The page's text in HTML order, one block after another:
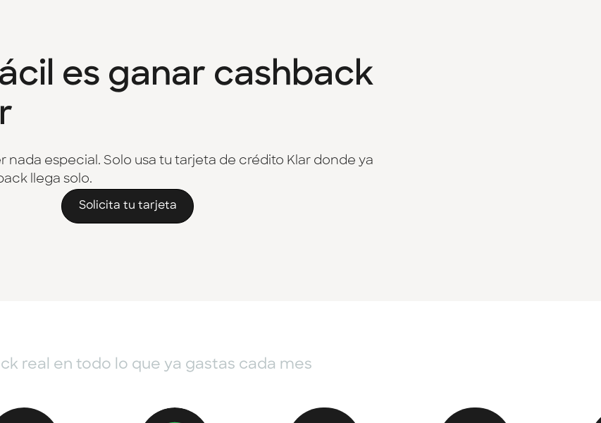
es ganar cashback
nada especial. Solo usa tu tarjeta de crédito Klar donde ya
llega solo.
Solicita tu tarjeta
real en todo lo que ya gastas cada mes